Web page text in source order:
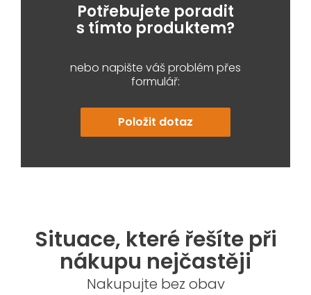
Potřebujete poradit
s tímto produktem?
nebo napište váš problém přes
formulář:
Položit dotaz
Situace, které řešíte při
nákupu nejčastěji
Nakupujte bez obav